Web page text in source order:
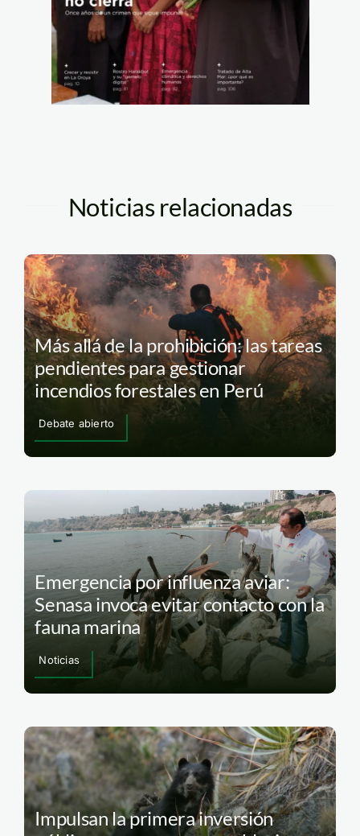
Noticias relacionadas
Más allá de la prohibición: las tareas
pendientes para gestionar
incendios forestales en Perú
Debate abierto
Emergencia por influenza aviar:
Senasa invoca evitar contacto con la
fauna marina
Noticias
Impulsan la primera inversión